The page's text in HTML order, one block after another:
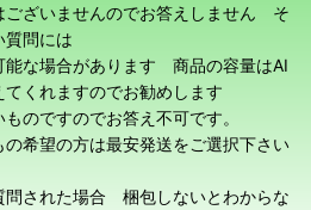
ございませんのでお答えしません そ
問には
能な場合があります 商品の容量はAI
くれますのでお勧めします
のですのでお答え不可です。
希望の方は最安発送をご選択下さい
問された場合 梱包しないとわからな